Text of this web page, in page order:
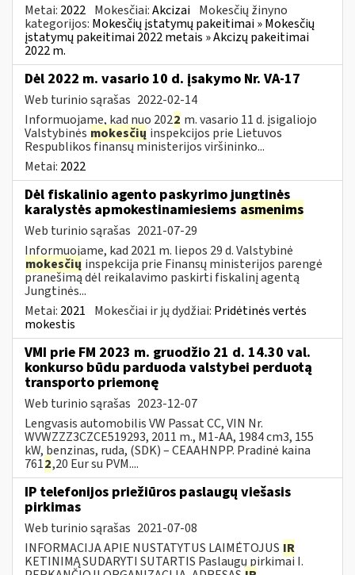
Metai: 2022 Mokesčiai:Akcizai Mokesčių žinyno
kategorijos: Mokesčių įstatymų pakeitimai » Mokesčių
įstatymų pakeitimai 2022 metais » Akcizų pakeitimai
2022 m.
Dėl 2022 m. vasario 10 d. įsakymo Nr. VA-17
Web turinio sąrašas 2022-02-14
Informuojame, kad nuo 2022 m. vasario 11 d. įsigaliojo
Valstybinės mokesčių inspekcijos prie Lietuvos
Respublikos finansų ministerijos viršininko...
Metai: 2022
Dėl fiskalinio agento paskyrimo jungtinės
karalystės apmokestinamiesiems asmenims
Web turinio sąrašas 2021-07-29
Informuojame, kad 2021 m. liepos 29 d. Valstybinė
mokesčių inspekcija prie Finansų ministerijos parengė
pranešimą dėl reikalavimo paskirti fiskalinį agentą
Jungtinės...
Metai: 2021 Mokesčiai ir jų dydžiai: Pridėtinės vertės
mokestis
VMI prie FM 2023 m. gruodžio 21 d. 14.30 val.
konkurso būdu parduoda valstybei perduotą
transporto priemonę
Web turinio sąrašas 2023-12-07
Lengvasis automobilis VW Passat CC, VIN Nr.
WVWZZZ3CZCE519293, 2011 m., M1-AA, 1984 cm3, 155
kW, benzinas, ruda, (SDK) – CEAAHNPP. Pradinė kaina
7612,20 Eur su PVM....
IP telefonijos priežiūros paslaugų viešasis
pirkimas
Web turinio sąrašas 2021-07-08
INFORMACIJA APIE NUSTATYTUS LAIMĖTOJUS IR
KETINIMĄ SUDARYTI SUTARTIS Paslaugų pirkimai I.